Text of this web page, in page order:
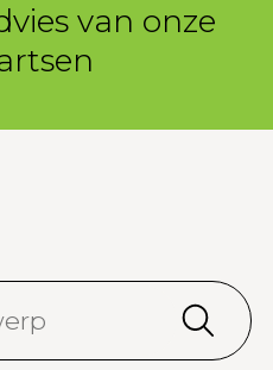
van onze